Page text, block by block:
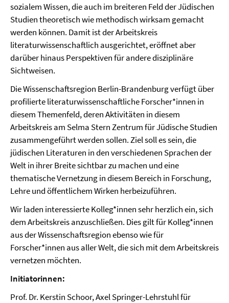
sozialem Wissen, die auch im breiteren Feld der Jüdischen
Studien theoretisch wie methodisch wirksam gemacht
werden können. Damit ist der Arbeitskreis
literaturwissenschaftlich ausgerichtet, eröffnet aber
darüber hinaus Perspektiven für andere disziplinäre
Sichtweisen.
Die Wissenschaftsregion Berlin-Brandenburg verfügt über
profilierte literaturwissenschaftliche Forscher*innen in
diesem Themenfeld, deren Aktivitäten in diesem
Arbeitskreis am Selma Stern Zentrum für Jüdische Studien
zusammengeführt werden sollen. Ziel soll es sein, die
jüdischen Literaturen in den verschiedenen Sprachen der
Welt in ihrer Breite sichtbar zu machen und eine
thematische Vernetzung in diesem Bereich in Forschung,
Lehre und öffentlichem Wirken herbeizuführen.
Wir laden interessierte Kolleg*innen sehr herzlich ein, sich
dem Arbeitskreis anzuschließen. Dies gilt für Kolleg*innen
aus der Wissenschaftsregion ebenso wie für
Forscher*innen aus aller Welt, die sich mit dem Arbeitskreis
vernetzen möchten.
Initiatorinnen:
Prof. Dr. Kerstin Schoor, Axel Springer-Lehrstuhl für